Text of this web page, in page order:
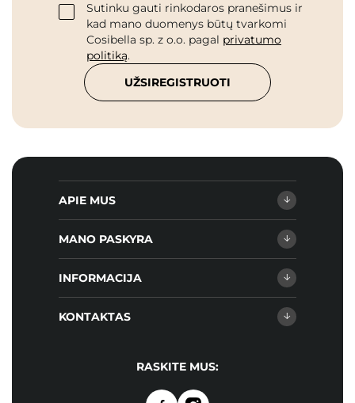
Sutinku gauti rinkodaros pranešimus ir
kad mano duomenys būtų tvarkomi
Cosibella sp. z o.o. pagal privatumo
politiką.
UŽSIREGISTRUOTI
APIE MUS
MANO PASKYRA
INFORMACIJA
KONTAKTAS
RASKITE MUS: